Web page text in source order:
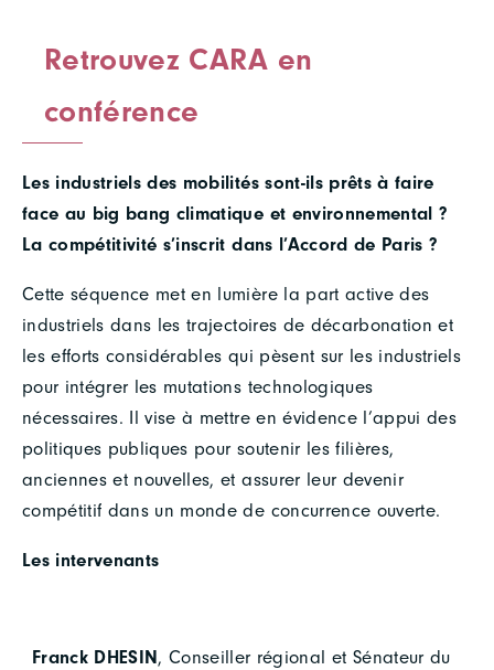
Retrouvez CARA en
conférence
Les industriels des mobilités sont-ils prêts à faire
face au big bang climatique et environnemental ?
La compétitivité s’inscrit dans l’Accord de Paris ?
Cette séquence met en lumière la part active des
industriels dans les trajectoires de décarbonation et
les efforts considérables qui pèsent sur les industriels
pour intégrer les mutations technologiques
nécessaires. Il vise à mettre en évidence l’appui des
politiques publiques pour soutenir les filières,
anciennes et nouvelles, et assurer leur devenir
compétitif dans un monde de concurrence ouverte.
Les intervenants
Franck DHESIN, Conseiller régional et Sénateur du